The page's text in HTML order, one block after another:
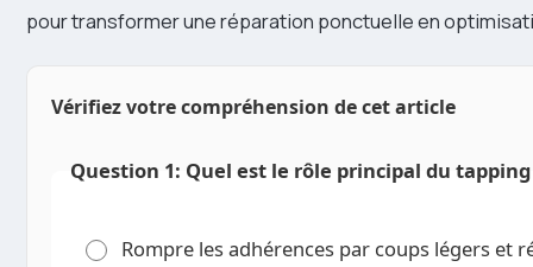
pour transformer une réparation ponctuelle en
Vérifiez votre compréhension de cet article
Question 1: Quel est le rôle principal du
Rompre les adhérences par coups légers et